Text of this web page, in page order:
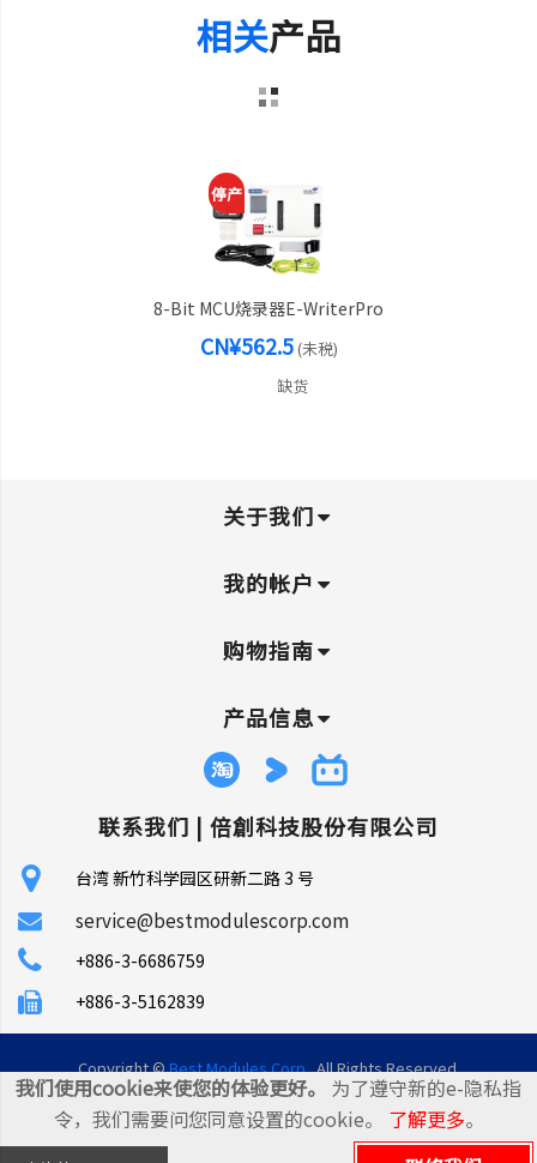
我们使用cookie来使您的体验更好。 为了遵守新的e-隐私指
令，我们需要问您同意设置的cookie。 了解更多。
相关产品
停产
8-Bit MCU烧录器e-WriterPro
CN¥562.5(未税)
缺货
关于我们
我的帐户
购物指南
产品信息
联系我们 | 倍創科技股份有限公司
台湾 新竹科学园区研新二路 3 号
service@bestmodulescorp.com
+886-3-6686759
+886-3-5162839
Copyright ©Best Modules Corp. All Rights Reserved.
|
网站地图